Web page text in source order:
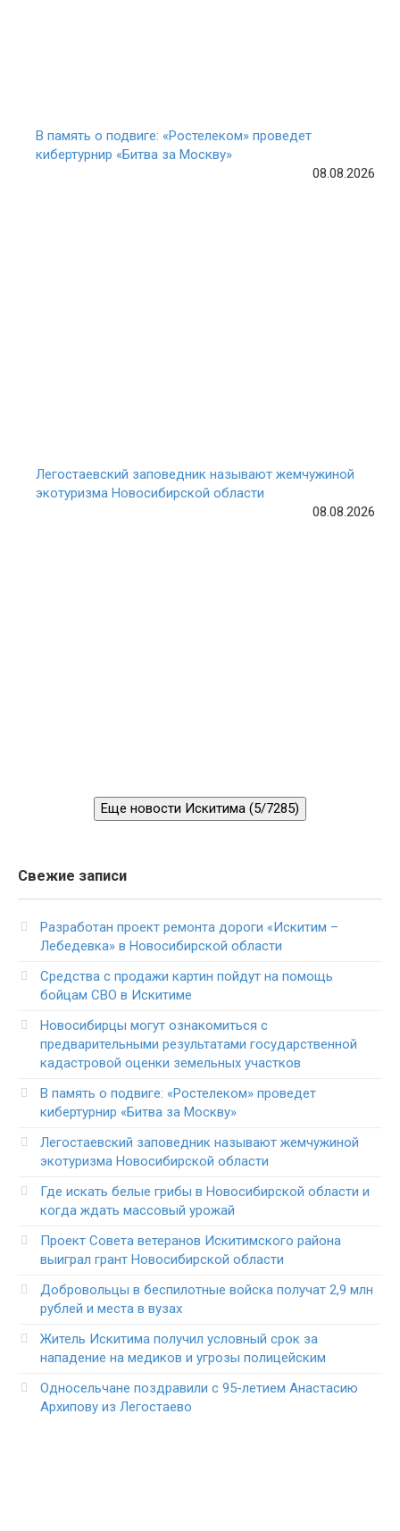
В память о подвиге: «Ростелеком» проведет
кибертурнир «Битва за Москву»
08.08.2026
Легостаевский заповедник называют жемчужиной
экотуризма Новосибирской области
08.08.2026
Еще новости Искитима (5/7285)
Свежие записи
Разработан проект ремонта дороги «Искитим –
Лебедевка» в Новосибирской области
Средства с продажи картин пойдут на помощь
бойцам СВО в Искитиме
Новосибирцы могут ознакомиться с
предварительными результатами государственной
кадастровой оценки земельных участков
В память о подвиге: «Ростелеком» проведет
кибертурнир «Битва за Москву»
Легостаевский заповедник называют жемчужиной
экотуризма Новосибирской области
Где искать белые грибы в Новосибирской области и
когда ждать массовый урожай
Проект Совета ветеранов Искитимского района
выиграл грант Новосибирской области
Добровольцы в беспилотные войска получат 2,9 млн
рублей и места в вузах
Житель Искитима получил условный срок за
нападение на медиков и угрозы полицейским
Односельчане поздравили с 95-летием Анастасию
Архипову из Легостаево